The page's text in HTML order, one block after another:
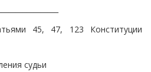
45, 47, 123 Конституции
судьи